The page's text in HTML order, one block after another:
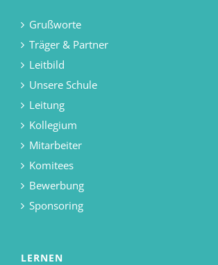
Grußworte
Träger & Partner
Leitbild
Unsere Schule
Leitung
Kollegium
Mitarbeiter
Komitees
Bewerbung
Sponsoring
LERNEN